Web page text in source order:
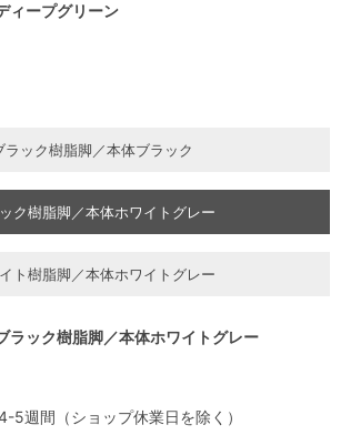
5週間（ショップ休業日を除く）
ィープグリーン
ラック樹脂脚／本体ブラック
ク樹脂脚／本体ホワイトグレー
ト樹脂脚／本体ホワイトグレー
ラック樹脂脚／本体ホワイトグレー